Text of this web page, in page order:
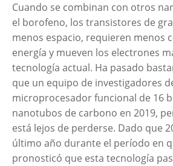
Cuando se combinan con otros
el borofeno, los transistores de
menos espacio, requieren menos
energía y mueven los electrones
tecnología actual. Ha pasado
que un equipo de investigadores
microprocesador funcional de 16
nanotubos de carbono en 2019,
está lejos de perderse. Dado que
último año durante el período en
pronosticó que esta tecnología